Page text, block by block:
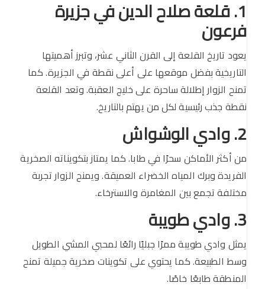
1. قلعة صلاح الدين في جزيرة
فرعون
يعود تاريخ القلعة إلى القرن الثاني عشر، وتبرز أهميتها
التاريخية بفضل موقعها على أعلى نقطة في الجزيرة. كما
تمنح الزوار إطلالة ساحرة على خليج العقبة. وتعد القلعة
نقطة جذب رئيسية لكل من يهتم بالتاريخ.
2. وادي الوشواش
من أكثر الأماكن سحرًا في طابا. كما يمتاز بتكويناته الصخرية
الفريدة وبرك المياه الخضراء العميقة. ويمنح الزوار تجربة
مختلفة تجمع بين المغامرة والاسترخاء.
3. وادي طويبة
يمثل وادي طويبة ممرًا جبليًا رائعًا لمحبي المشي الطويل
وسط الطبيعة. كما يحتوي على تكوينات صخرية جميلة تمنح
المنطقة طابعًا خاصًا.